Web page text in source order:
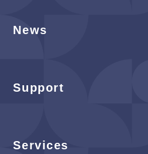
News
Support
Services